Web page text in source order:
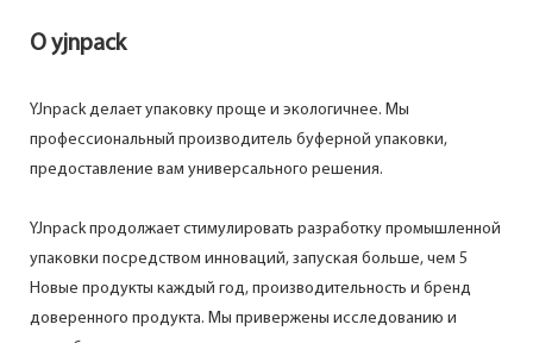
О yjnpack
YJnpack делает упаковку проще и экологичнее. Мы
профессиональный производитель буферной упаковки,
предоставление вам универсального решения.
YJnpack продолжает стимулировать разработку промышленной
упаковки посредством инноваций, запуская больше, чем 5
Новые продукты каждый год, производительность и бренд
доверенного продукта. Мы привержены исследованию и